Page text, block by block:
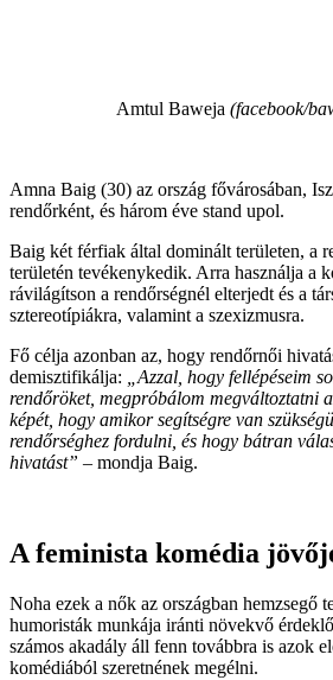
Amtul Baweja (facebook/
Amna Baig (30) az ország fővárosában,
rendőrként, és három éve stand upol.
Baig két férfiak által dominált területen, a
területén tevékenykedik. Arra használja a
rávilágítson a rendőrségnél elterjedt és a
sztereotípiákra, valamint a szexizmusra.
Fő célja azonban az, hogy rendőrnői
demisztifikálja: „Azzal, hogy fellépéseim
rendőröket, megpróbálom megváltoztatni
képét, hogy amikor segítségre van
rendőrséghez fordulni, és hogy bátran
hivatást” – mondja Baig.
A feminista komédia
Noha ezek a nők az országban hemzsegő
humoristák munkája iránti növekvő
számos akadály áll fenn továbbra is azok
komédiából szeretnének megélni.